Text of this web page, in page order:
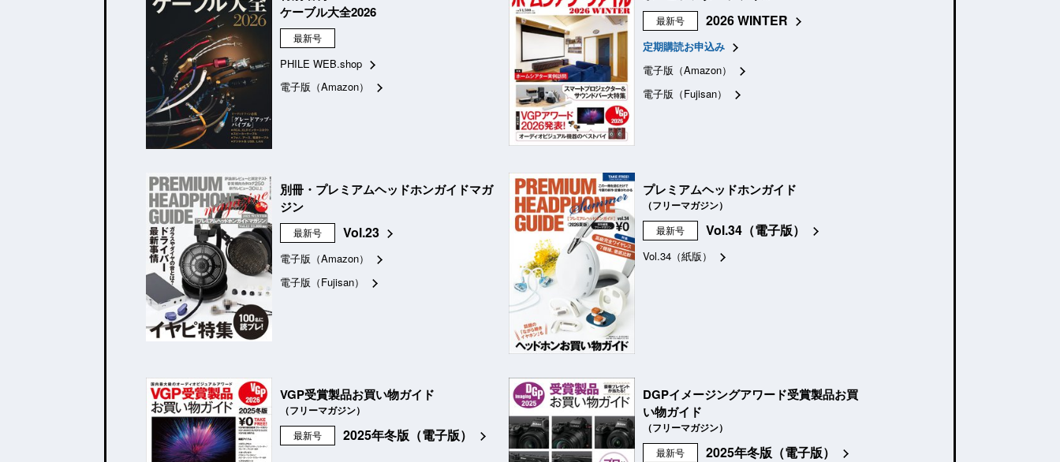
ケーブル大全2026
最新号
PHILE WEB.shop
電子版（Amazon）
最新号 2026 WINTER
定期購読お申込み
電子版（Amazon）
電子版（Fujisan）
別冊・プレミアムヘッドホンガイドマガ
ジン
最新号 Vol.23
電子版（Amazon）
電子版（Fujisan）
プレミアムヘッドホンガイド
（フリーマガジン）
最新号 Vol.34（電子版）
Vol.34（紙版）
VGP受賞製品お買い物ガイド
（フリーマガジン）
最新号 2025年冬版（電子版）
DGPイメージングアワード受賞製品お買
い物ガイド
（フリーマガジン）
最新号 2025年冬版（電子版）